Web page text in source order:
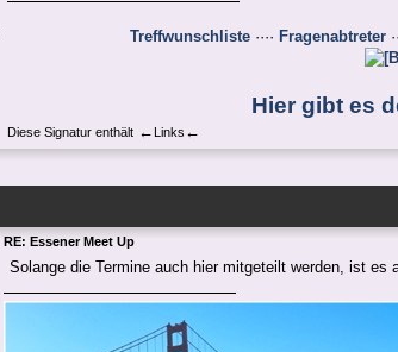
Treffwunschliste ···· Fragenabtreter
Hier gibt es
Diese Signatur enthält ← Links ←
RE: Essener Meet Up
Solange die Termine auch hier mitgeteilt werden, ist es